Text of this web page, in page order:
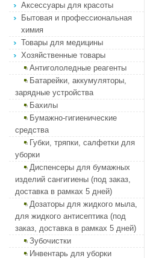
Аксессуары для красоты
Бытовая и профессиональная
химия
Товары для медицины
Хозяйственные товары
Антигололедные реагенты
Батарейки, аккумуляторы,
зарядные устройства
Бахилы
Бумажно-гигиенические
средства
Губки, тряпки, салфетки для
уборки
Диспенсеры для бумажных
изделий сангигиены (под заказ,
доставка в рамках 5 дней)
Дозаторы для жидкого мыла,
для жидкого антисептика (под
заказ, доставка в рамках 5 дней)
Зубочистки
Инвентарь для уборки